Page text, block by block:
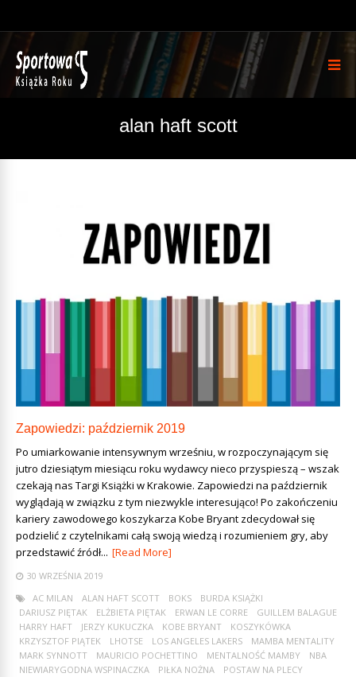
alan haft scott
Zapowiedzi: październik 2019
Po umiarkowanie intensywnym wrześniu, w rozpoczynającym się
jutro dziesiątym miesiącu roku wydawcy nieco przyspieszą – wszak
czekają nas Targi Książki w Krakowie. Zapowiedzi na październik
wyglądają w związku z tym niezwykle interesująco! Po zakończeniu
kariery zawodowego koszykarza Kobe Bryant zdecydował się
podzielić z czytelnikami całą swoją wiedzą i rozumieniem gry, aby
przedstawić źródł... [Read More]
30 WRZEŚNIA 2019
AC MILAN
ALAN HAFT SCOTT BOKS
BURDA KSIĄŻKI
DARIUSZ PIĘTAK
ELŻBIETA PIĘTAK ERWAN LE CORRE
GUILLEM BALAGUE
HARRY HAFT
JERZY KUKUCZKA KOBE BRYANT
KOSZYKÓWKA
KRZYSZTOF PIĄTEK
LHOTSE LOS ANGELES LAKERS
MAMBA MENTALITY
MARK SYNNOTT
MAURICIO POCHETTINO MENTALNOŚĆ MAMBY
NBA
NIEWIARYGODNA WSPINACZKA
PIŁKA NOŻNA
POSTAW NA PLECY